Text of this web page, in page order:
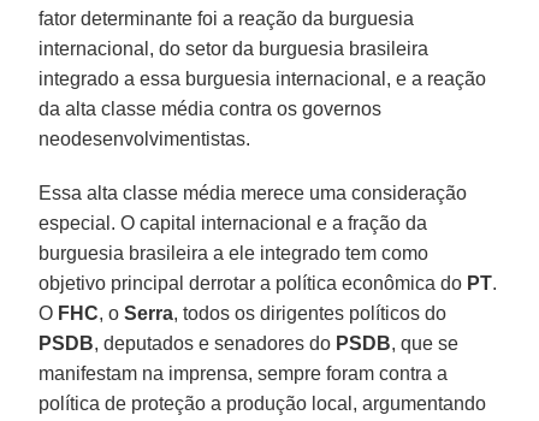
fator determinante foi a reação da burguesia
internacional, do setor da burguesia brasileira
integrado a essa burguesia internacional, e a reação
da alta classe média contra os governos
neodesenvolvimentistas.
Essa alta classe média merece uma consideração
especial. O capital internacional e a fração da
burguesia brasileira a ele integrado tem como
objetivo principal derrotar a política econômica do PT.
O FHC, oSerra, todos os dirigentes políticos do
PSDB, deputados e senadores do PSDB, que se
manifestam na imprensa, sempre foram contra a
política de proteção a produção local, argumentando